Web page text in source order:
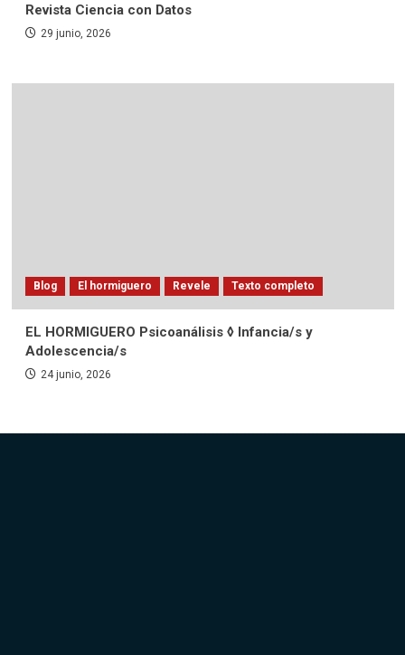
Revista Ciencia con Datos
29 junio, 2026
Blog El hormiguero Revele Texto completo
EL HORMIGUERO Psicoanálisis ◊ Infancia/s y
Adolescencia/s
24 junio, 2026